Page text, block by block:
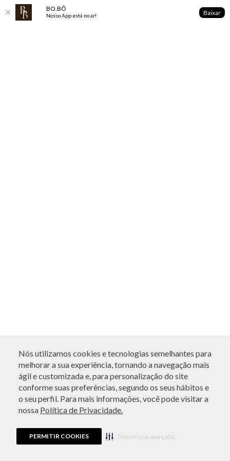
BO.BÔ
Nosso App está no ar! Baixar
Nós utilizamos cookies e tecnologias semelhantes para
melhorar a sua experiência, tornando a navegação mais
ágil e customizada e, para personalização do site
conforme suas preferências, segundo os seus hábitos e
o seu perfil. Para mais informações, você pode visitar a
nossa Política de Privacidade.
PERMITIR COOKIES Preferências avançadas